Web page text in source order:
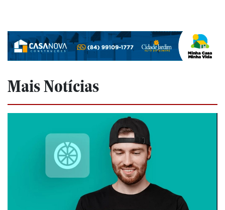
Mais Notícias